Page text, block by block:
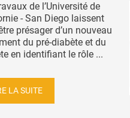
de l’Université de
- San Diego laissent
présager d’un nouveau
du pré-diabète et du
en identifiant le rôle ...
LA SUITE